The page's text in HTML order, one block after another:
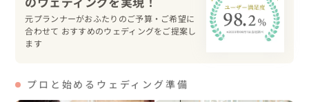
元プランナーがおふたりのご予算・ご希望に
合わせて おすすめのウェディングをご提案し
ます
プロと始めるウェディング準備